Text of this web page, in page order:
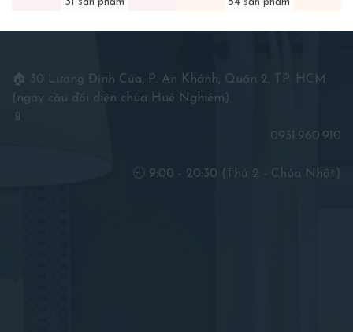
🏠 30 Lương Định Của, P. An Khánh, Quận 2, TP. HCM
(ngay cầu đối diện chùa Huê Nghiêm)
📱
0931.960.910
🕘 9:00 - 20:30 (Thứ 2 - Chúa Nhật)